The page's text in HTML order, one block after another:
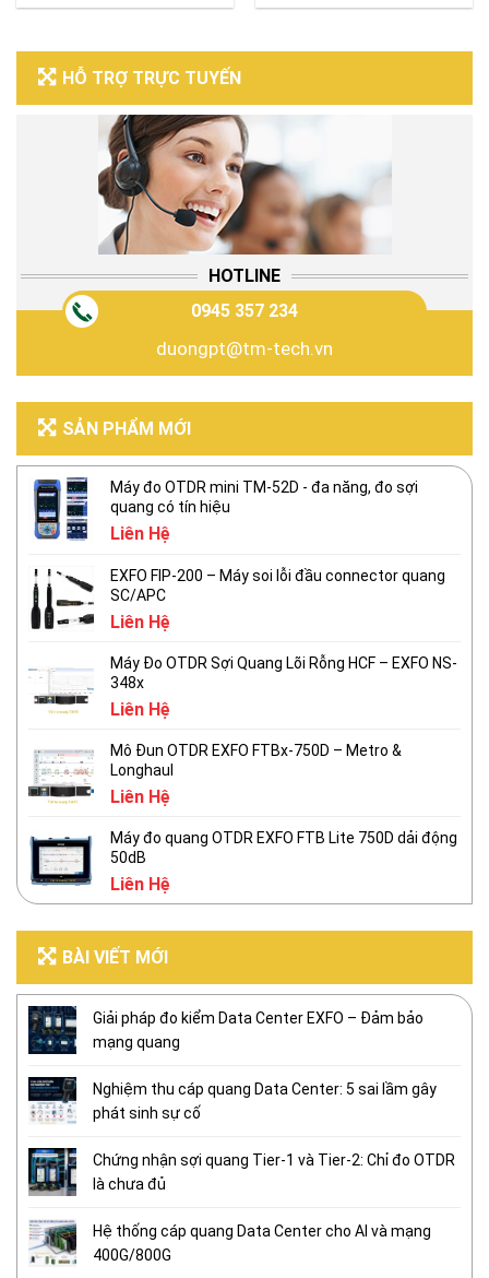
HỖ TRỢ TRỰC TUYẾN
HOTLINE
0945 357 234
duongpt@tm-tech.vn
SẢN PHẨM MỚI
Máy đo OTDR mini TM-52D - đa năng, đo sợi
quang có tín hiệu
Liên Hệ
EXFO FIP-200 – Máy soi lỗi đầu connector quang
SC/APC
Liên Hệ
Máy Đo OTDR Sợi Quang Lõi Rỗng HCF – EXFO NS-
348x
Liên Hệ
Mô Đun OTDR EXFO FTBx-750D – Metro &
Longhaul
Liên Hệ
Máy đo quang OTDR EXFO FTB Lite 750D dải động
50dB
Liên Hệ
BÀI VIẾT MỚI
Giải pháp đo kiểm Data Center EXFO – Đảm bảo
mạng quang
Nghiệm thu cáp quang Data Center: 5 sai lầm gây
phát sinh sự cố
Chứng nhận sợi quang Tier-1 và Tier-2: Chỉ đo OTDR
là chưa đủ
Hệ thống cáp quang Data Center cho AI và mạng
400G/800G